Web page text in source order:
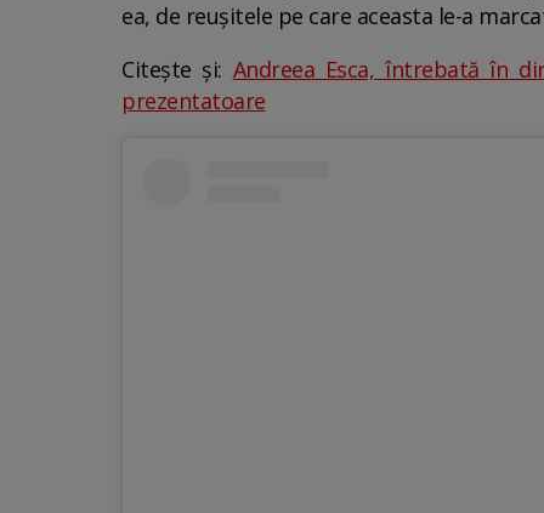
ea, de reușitele pe care aceasta le-a
Citește și: Andreea Esca, întrebată în
prezentatoare